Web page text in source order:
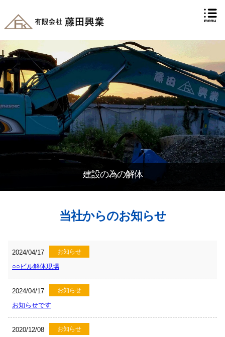
建設の為の解体
当社からのお知らせ
2024/04/17 お知らせ
○○ビル解体現場
2024/04/17 お知らせ
お知らせです
2020/12/08 お知らせ